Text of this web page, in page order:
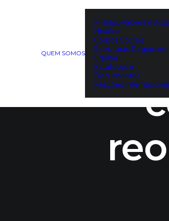
QUEM SOMOS
Missão, Valores e
História
Corpos Sociais
Estruturas Regionais
Equipa
Estatutos e
Documentos
Filiações